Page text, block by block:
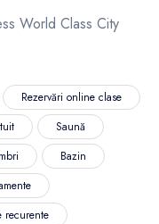
World Class City
Rezervări online clase
Saună
Bazin
recurente